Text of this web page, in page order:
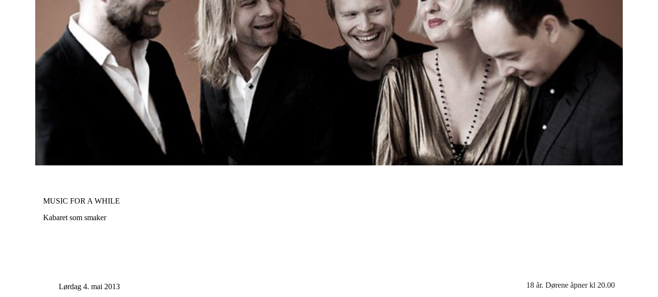
MUSIC FOR A WHILE
Kabaret som smaker
Lørdag 4. mai 2013
18 år. Dørene åpner kl 20.00